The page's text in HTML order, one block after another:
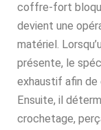
coffre-fort
devient une
matériel.
présente, le
exhaustif afin de
Ensuite, il
crochetage,